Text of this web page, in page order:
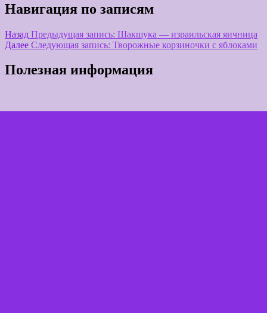
Навигация по записям
Назад Предыдущая запись: Шакшука — израильская яичница
Далее Следующая запись: Творожные корзиночки с яблоками
Полезная информация